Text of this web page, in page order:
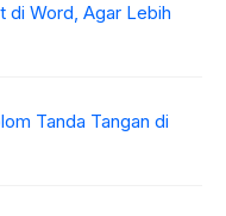
di Word, Agar Lebih
Tanda Tangan di